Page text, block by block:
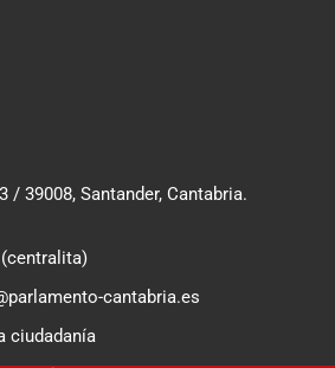
/ 39008, Santander, Cantabria.
cantabria.es
ciudadanía